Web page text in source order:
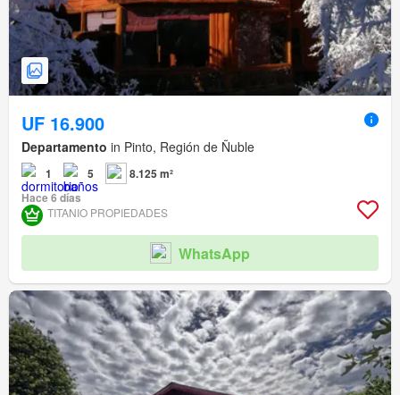
UF 16.900
Departamento in Pinto, Región de Ñuble
1 5
8.125 m²
Hace 6 días
TITANIO PROPIEDADES
WhatsApp